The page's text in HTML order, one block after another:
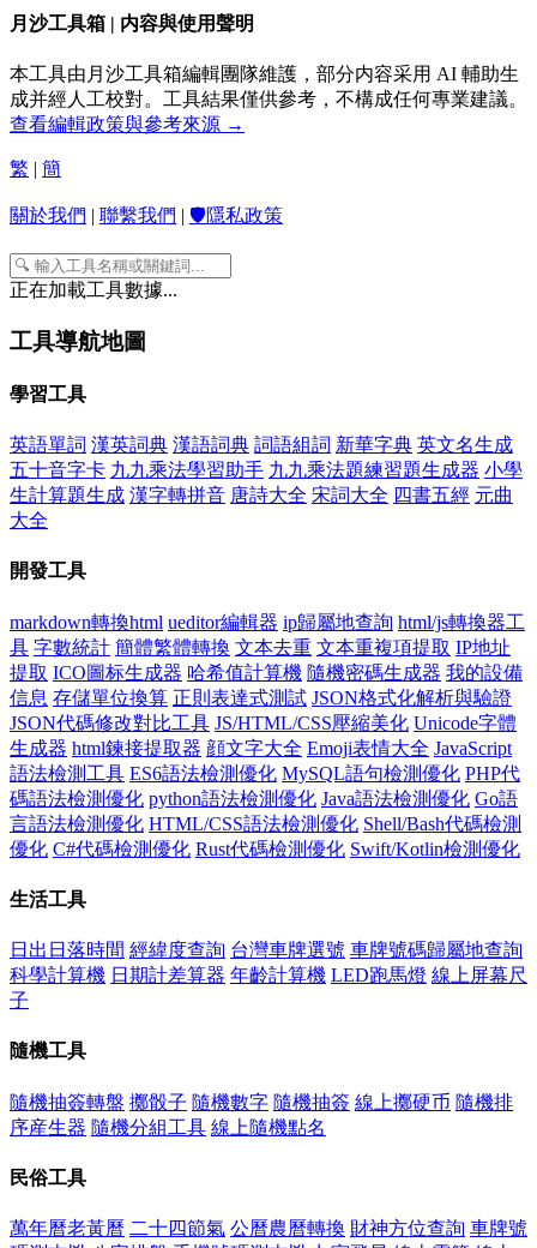
月沙工具箱 | 内容與使用聲明
本工具由月沙工具箱編輯團隊維護，部分内容采用 AI 輔助生
成并經人工校對。工具結果僅供參考，不構成任何專業建議。
查看編輯政策與參考來源 →
繁 | 簡
關於我們 | 聯繫我們 | 🛡️隱私政策
正在加載工具數據...
工具導航地圖
學習工具
英語單詞 漢英詞典 漢語詞典 詞語組詞 新華字典 英文名生成
五十音字卡 九九乘法學習助手 九九乘法題練習題生成器 小學
生計算題生成 漢字轉拼音 唐詩大全 宋詞大全 四書五經 元曲
大全
開發工具
markdown轉換html ueditor編輯器 ip歸屬地查詢 html/js轉換器工
具 字數統計 簡體繁體轉換 文本去重 文本重複項提取 IP地址
提取 ICO圖标生成器 哈希值計算機 隨機密碼生成器 我的設備
信息 存儲單位換算 正則表達式測試 JSON格式化解析與驗證
JSON代碼修改對比工具 JS/HTML/CSS壓縮美化 Unicode字體
生成器 html鍊接提取器 顔文字大全 Emoji表情大全 JavaScript
語法檢測工具 ES6語法檢測優化 MySQL語句檢測優化 PHP代
碼語法檢測優化 python語法檢測優化 Java語法檢測優化 Go語
言語法檢測優化 HTML/CSS語法檢測優化 Shell/Bash代碼檢測
優化 C#代碼檢測優化 Rust代碼檢測優化 Swift/Kotlin檢測優化
生活工具
日出日落時間 經緯度查詢 台灣車牌選號 車牌號碼歸屬地查詢
科學計算機 日期計差算器 年齡計算機 LED跑馬燈 線上屏幕尺
子
隨機工具
隨機抽簽轉盤 擲骰子 隨機數字 隨機抽簽 線上擲硬币 隨機排
序産生器 隨機分組工具 線上隨機點名
民俗工具
萬年曆老黃曆 二十四節氣 公曆農曆轉換 財神方位查詢 車牌號